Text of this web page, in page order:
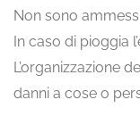
Non sono
In caso di pioggia
L’organizzazione
danni a cose o